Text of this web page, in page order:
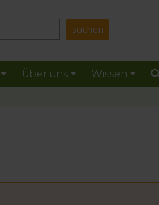
Über uns Wissen